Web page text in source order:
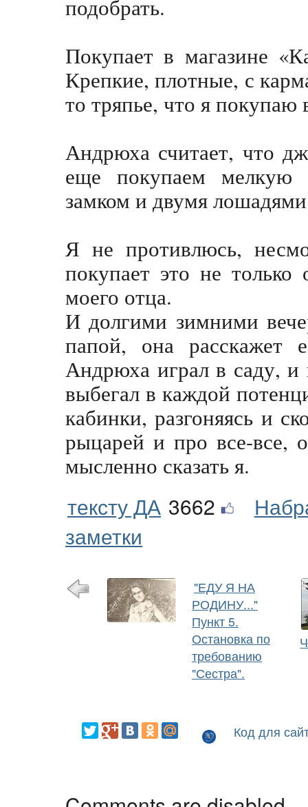
подобрать.
Покупает в магазине
Крепкие, плотные, с
то тряпье, что я
Андрюха считает, что
еще покупаем мелкую
замком и двумя
Я не противлюсь,
покупает это не
моего отца.
И долгими зимними
папой, она
Андрюха играл в саду,
выбегал в каждой
кабинки, разгоняясь и
рыцарей и про все-все,
мысленно сказать я.
тексту ДА 3662
заметки
"ЕДУ Я НА
РОДИНУ..."
Пункт 5.
Остановка по
требованию
"Сестра".
Код для